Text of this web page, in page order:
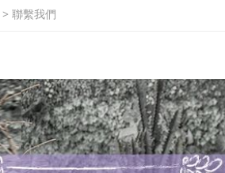
> 聯繫我們